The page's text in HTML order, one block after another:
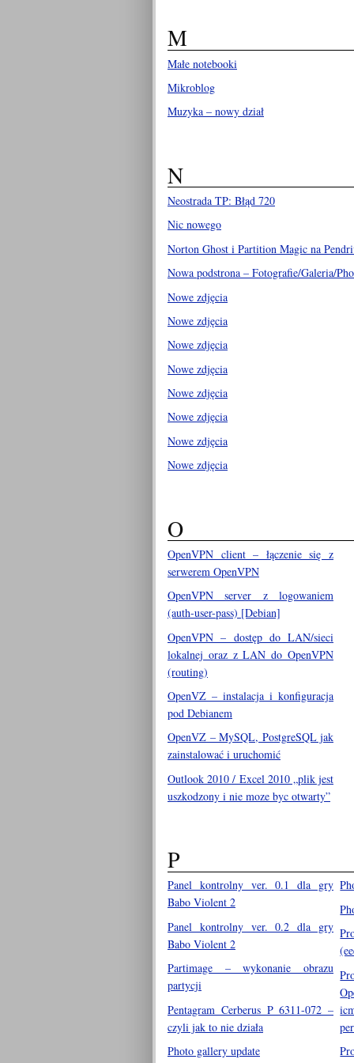
M
Małe notebooki
Mikroblog
Muzyka – nowy dział
N
Neostrada TP: Błąd 720
Nic nowego
Norton Ghost i Partition Magic na
Nowa podstrona – Fotografie/Galeria/
Nowe zdjęcia
Nowe zdjęcia
Nowe zdjęcia
Nowe zdjęcia
Nowe zdjęcia
Nowe zdjęcia
Nowe zdjęcia
Nowe zdjęcia
O
OpenVPN client – łączenie się z
serwerem OpenVPN
OpenVPN server z logowaniem
(auth-user-pass) [Debian]
OpenVPN – dostęp do LAN/sieci
lokalnej oraz z LAN do OpenVPN
(routing)
OpenVZ – instalacja i konfiguracja
pod Debianem
OpenVZ – MySQL, PostgreSQL jak
zainstalować i uruchomić
Outlook 2010 / Excel 2010 „plik jest
uszkodzony i nie moze byc otwarty”
P
Panel kontrolny ver. 0.1 dla gry
Babo Violent 2
Panel kontrolny ver. 0.2 dla gry
Babo Violent 2
Partimage – wykonanie obrazu
partycji
Pentagram Cerberus P 6311-072 –
czyli jak to nie działa
Photo gallery update